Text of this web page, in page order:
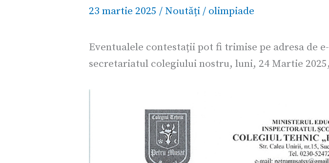
23 martie 2025 / Noutăți/ olimpiade
Eventualele contestații pot fi trimise pe adresa de
secretariatul colegiului nostru, luni, 24 Martie